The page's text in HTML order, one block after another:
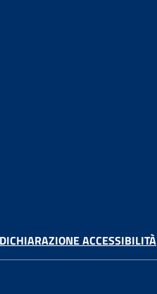
DICHIARAZIONE ACCESSIBILITÀ